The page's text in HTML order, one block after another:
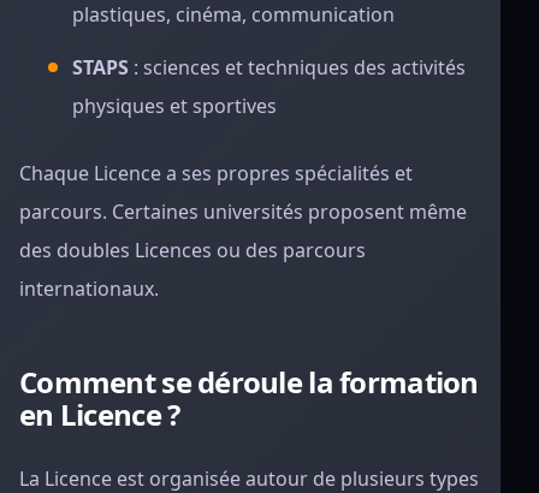
plastiques, cinéma, communication
STAPS : sciences et techniques des activités
physiques et sportives
Chaque Licence a ses propres spécialités et
parcours. Certaines universités proposent même
des doubles Licences ou des parcours
internationaux.
Comment se déroule la formation
en Licence ?
La Licence est organisée autour de plusieurs types